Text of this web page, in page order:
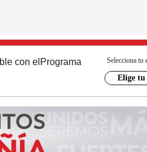
con el Programa Selecciona tu
Elige tu